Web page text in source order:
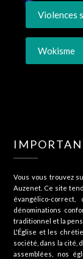
Violences
Wokisme
Vous vous trouvez
Auzenet. Ce site
évangélico-
dénominations
traditionnel et la
L'Église et les
société, dans la cité,
assemblées, nos